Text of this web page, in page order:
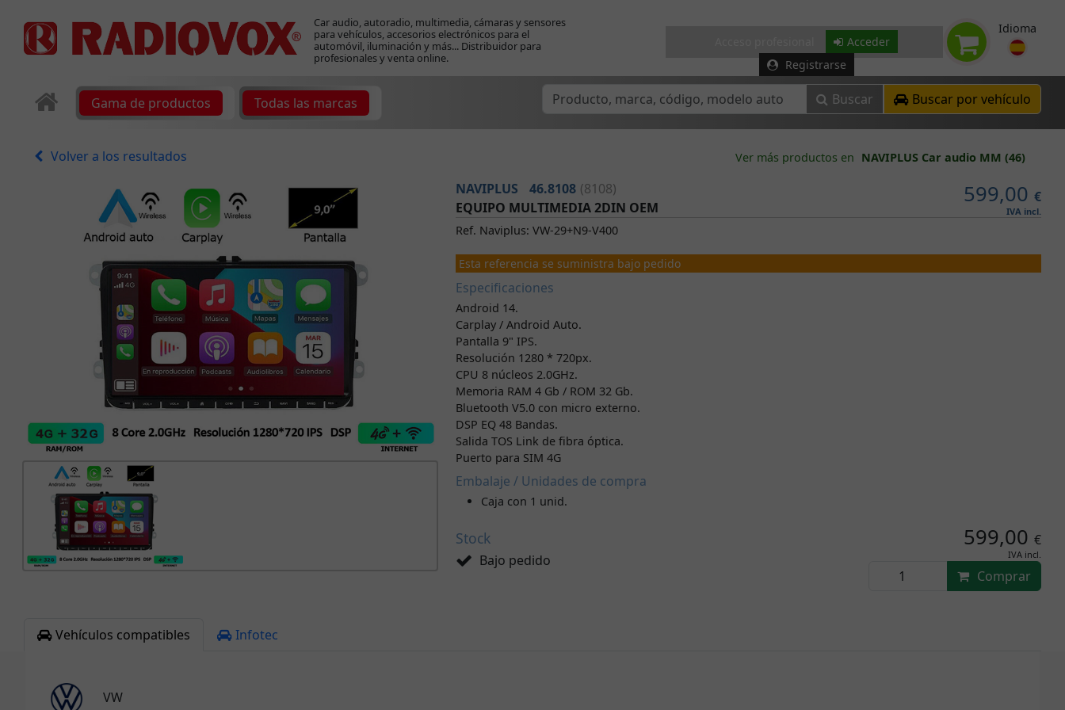
Car audio, autoradio, multimedia, cámaras y sensores
para vehículos, accesorios electrónicos para el
automóvil, iluminación y más... Distribuidor para
profesionales y venta online.
Acceder
Registrarse
Idioma
Gama de productos Todas las marcas Buscar Buscar por vehículo
Volver a los resultados Ver más productos en NAVIPLUS Car audio MM (46)
NAVIPLUS 46.8108 (8108) 599,00 €
IVA incl.
EQUIPO MULTIMEDIA 2DIN OEM
Ref. Naviplus: VW-29+N9-V400
Esta referencia se suministra bajo pedido
Especificaciones
Android 14.
Carplay / Android Auto.
Pantalla 9" IPS.
Resolución 1280 * 720px.
CPU 8 núcleos 2.0GHz.
Memoria RAM 4 Gb / ROM 32 Gb.
Bluetooth V5.0 con micro externo.
DSP EQ 48 Bandas.
Salida TOS Link de fibra óptica.
Puerto para SIM 4G
Embalaje / Unidades de compra
Caja con 1 unid.
Stock
Bajo pedido
599,00 €
IVA incl.
Comprar
Vehículos compatibles Infotec
VW